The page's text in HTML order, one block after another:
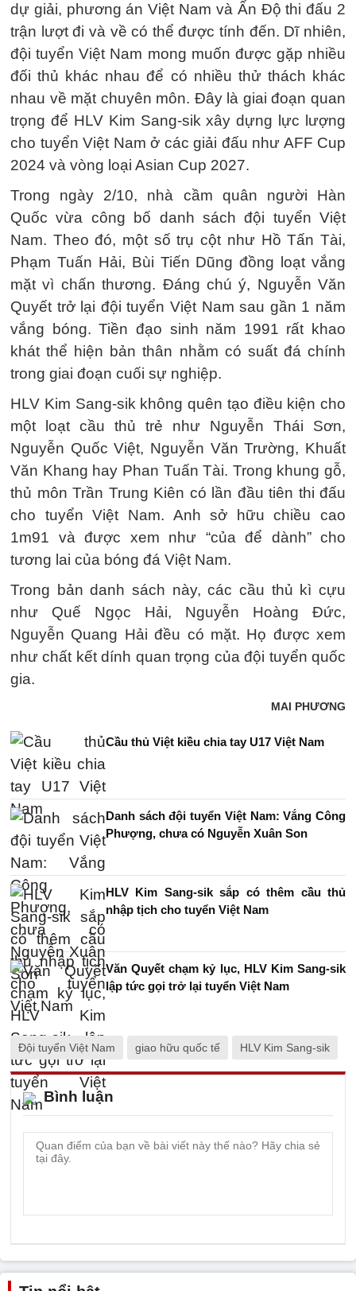
dự giải, phương án Việt Nam và Ấn Độ thi đấu 2
trận lượt đi và về có thể được tính đến. Dĩ nhiên,
đội tuyển Việt Nam mong muốn được gặp nhiều
đối thủ khác nhau để có nhiều thử thách khác
nhau về mặt chuyên môn. Đây là giai đoạn quan
trọng để HLV Kim Sang-sik xây dựng lực lượng
cho tuyển Việt Nam ở các giải đấu như AFF Cup
2024 và vòng loại Asian Cup 2027.
Trong ngày 2/10, nhà cầm quân người Hàn
Quốc vừa công bố danh sách đội tuyển Việt
Nam. Theo đó, một số trụ cột như Hồ Tấn Tài,
Phạm Tuấn Hải, Bùi Tiến Dũng đồng loạt vắng
mặt vì chấn thương. Đáng chú ý, Nguyễn Văn
Quyết trở lại đội tuyển Việt Nam sau gần 1 năm
vắng bóng. Tiền đạo sinh năm 1991 rất khao
khát thể hiện bản thân nhằm có suất đá chính
trong giai đoạn cuối sự nghiệp.
HLV Kim Sang-sik không quên tạo điều kiện cho
một loạt cầu thủ trẻ như Nguyễn Thái Sơn,
Nguyễn Quốc Việt, Nguyễn Văn Trường, Khuất
Văn Khang hay Phan Tuấn Tài. Trong khung gỗ,
thủ môn Trần Trung Kiên có lần đầu tiên thi đấu
cho tuyển Việt Nam. Anh sở hữu chiều cao
1m91 và được xem như “của để dành” cho
tương lai của bóng đá Việt Nam.
Trong bản danh sách này, các cầu thủ kì cựu
như Quế Ngọc Hải, Nguyễn Hoàng Đức,
Nguyễn Quang Hải đều có mặt. Họ được xem
như chất kết dính quan trọng của đội tuyển quốc
gia.
MAI PHƯƠNG
Cầu thủ Việt kiều chia tay U17 Việt Nam
Danh sách đội tuyển Việt Nam: Vắng Công
Phượng, chưa có Nguyễn Xuân Son
HLV Kim Sang-sik sắp có thêm cầu thủ
nhập tịch cho tuyển Việt Nam
Văn Quyết chạm kỷ lục, HLV Kim Sang-sik
lập tức gọi trở lại tuyển Việt Nam
Đội tuyển Việt Nam giao hữu quốc tế HLV Kim Sang-sik
Bình luận